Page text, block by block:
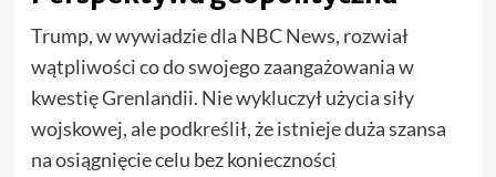
Trump, w wywiadzie dla NBC News, rozwiał
wątpliwości co do swojego zaangażowania w
kwestię Grenlandii. Nie wykluczył użycia siły
wojskowej, ale podkreślił, że istnieje duża szansa
na osiągnięcie celu bez konieczności